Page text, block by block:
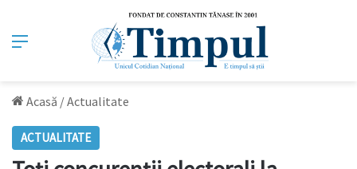
Meniu
Acasă /Actualitate
ACTUALITATE